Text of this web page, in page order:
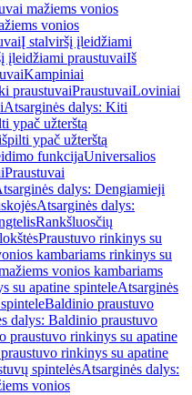
mažiems vonios
vonios
Į stalviršį įleidžiami
įleidžiami praustuvaiIš
Kampiniai
praustuvaiPraustuvaiLoviniai
Atsarginės dalys: Kiti
ypač užterštą
ypač užterštą
funkcijaUniversalios
Praustuvai
dalys: Dengiamieji
Atsarginės dalys:
Rankšluosčių
Praustuvo rinkinys su
kambariams rinkinys su
vonios kambariams
su apatine spinteleAtsarginės
Baldinio praustuvo
dalys: Baldinio praustuvo
praustuvo rinkinys su apatine
rinkinys su apatine
spintelėsAtsarginės dalys:
vonios